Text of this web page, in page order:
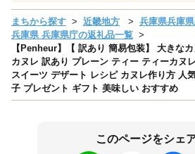
まちから探す 近畿地方
兵庫県兵庫
兵庫県 兵庫県庁の返礼品一覧
【Penheur】【 訳あり 簡易包装】 大きな
カヌレ 訳あり プレーン ティー ティーカヌ
スイーツ デザート レシピ カヌレ作り方 人
子 プレゼント ギフト 美味しい おすすめ
このページをシェ